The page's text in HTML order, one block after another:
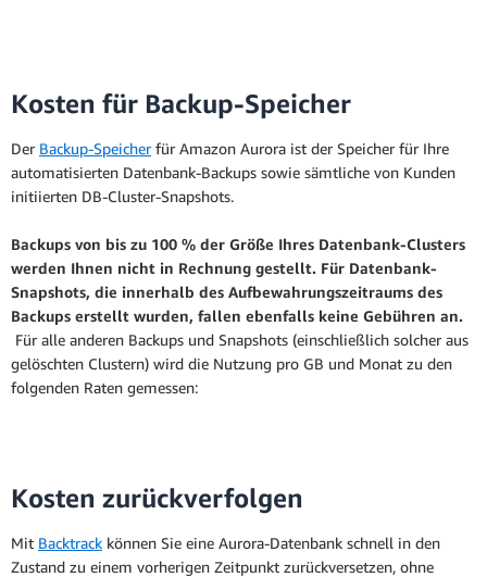
Kapazität
Feinkörnig, mit
ACU
Read Replicas
Bis zu 15 Aurora-
Replicas für
Leseskalierbarkeit
Multi-AZ und
AZs für hohe
Verfügbarkeit. Siehe
Amazon Aurora SLA
für Details.
hochskalieren
Sofortige Skalierung
von Transaktionen pro
Sekunde
Latenzzeit
herunterskalieren
Bis zu 15x schneller
Startkapazität 0 ACU
Read Replicas
Bis zu 15 Aurora-
Replicas für
Kosten für Backup-Speicher
Der Backup-Speicherfür Amazon Aurora ist der Speicher für Ihre
automatisierten Datenbank-Backups sowie sämtliche von Kunden
initiierten DB-Cluster-Snapshots.
Backups von bis zu 100 % der Größe Ihres Datenbank-Clusters
werden Ihnen nicht in Rechnung gestellt. Für Datenbank-
Snapshots, die innerhalb des Aufbewahrungszeitraums des
Backups erstellt wurden, fallen ebenfalls keine Gebühren an.
Für alle anderen Backups und Snapshots (einschließlich solcher aus
gelöschten Clustern) wird die Nutzung pro GB und Monat zu den
folgenden Raten gemessen:
Kosten zurückverfolgen
Mit Backtrack können Sie eine Aurora-Datenbank schnell in den
Zustand zu einem vorherigen Zeitpunkt zurückversetzen, ohne